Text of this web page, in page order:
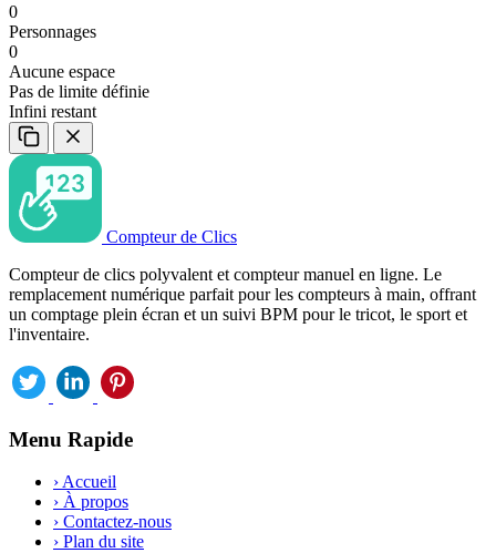
0
Personnages
0
Aucune espace
Pas de limite définie
Infini restant
Compteur de Clics
Compteur de clics polyvalent et compteur manuel en ligne. Le
remplacement numérique parfait pour les compteurs à main, offrant
un comptage plein écran et un suivi BPM pour le tricot, le sport et
l'inventaire.
Menu Rapide
› Accueil
› À propos
› Contactez-nous
› Plan du site